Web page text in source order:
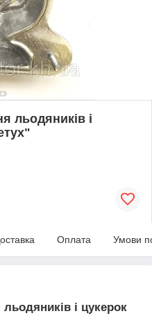
льодяників і
Оплата Умови
і цукерок